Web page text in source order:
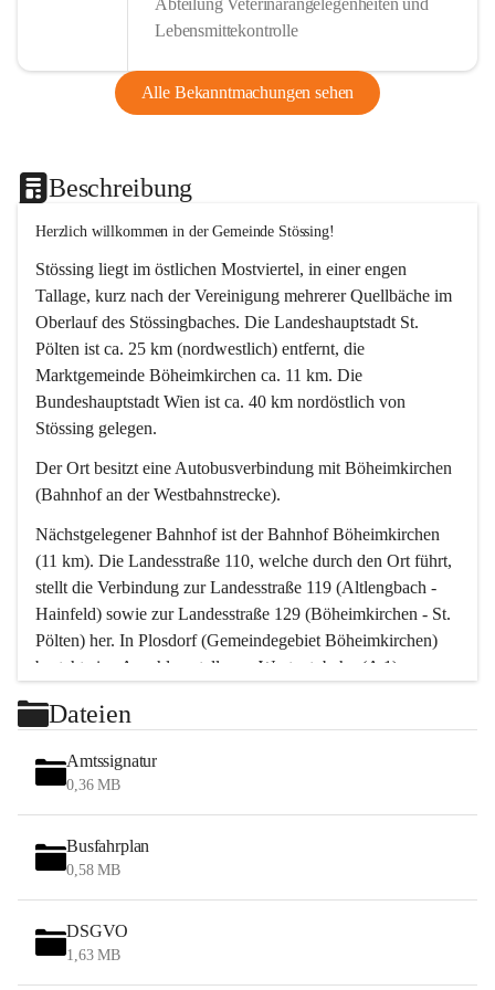
Abteilung Veterinärangelegenheiten und
Lebensmittekontrolle
Alle Bekanntmachungen sehen
Beschreibung
Herzlich willkommen in der Gemeinde Stössing!
Stössing liegt im östlichen Mostviertel, in einer engen
Tallage, kurz nach der Vereinigung mehrerer Quellbäche im
Oberlauf des Stössingbaches. Die Landeshauptstadt St.
Pölten ist ca. 25 km (nordwestlich) entfernt, die
Marktgemeinde Böheimkirchen ca. 11 km. Die
Bundeshauptstadt Wien ist ca. 40 km nordöstlich von
Stössing gelegen.
Der Ort besitzt eine Autobusverbindung mit Böheimkirchen
(Bahnhof an der Westbahnstrecke).
Nächstgelegener Bahnhof ist der Bahnhof Böheimkirchen
(11 km). Die Landesstraße 110, welche durch den Ort führt,
stellt die Verbindung zur Landesstraße 119 (Altlengbach -
Hainfeld) sowie zur Landesstraße 129 (Böheimkirchen - St.
Pölten) her. In Plosdorf (Gemeindegebiet Böheimkirchen)
besteht eine Anschlussstelle zur Westautobahn (A 1).
Wien erreicht man in ca. 45 Minuten.
Stössing zählt noch zum Naherholungsraum Wien sowie
zum Naherholungsraum St. Pölten. Viele Bauernhöfe hatten
„ihre Wiener“. Seit 1960 bauten viele Wiener
Wochenendhäuser im Gemeindegebiet. Wegen des
waldreichen Jagdgebietes haben viele Jagdpächter ihre
Das Wandern ist aus touristischer Sicht die bedeutendste
Tätigkeit. Das hügelige Gebiet mit Wanderwegen durch
Wiesen, Wälder und Obstkulturen lädt dazu ein. Gefördert
Dateien
Amtssignatur
0,36 MB
Busfahrplan
0,58 MB
DSGVO
1,63 MB